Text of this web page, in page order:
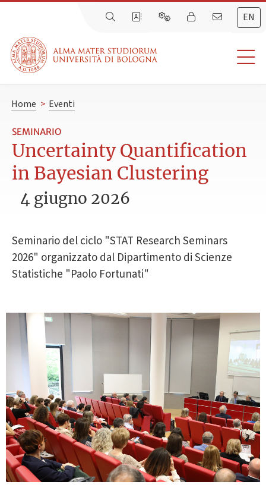
EN
Home > Eventi
SEMINARIO
Uncertainty Quantification
in Bayesian Clustering
4 giugno 2026
Seminario del ciclo "STAT Research Seminars
2026" organizzato dal Dipartimento di Scienze
Statistiche "Paolo Fortunati"